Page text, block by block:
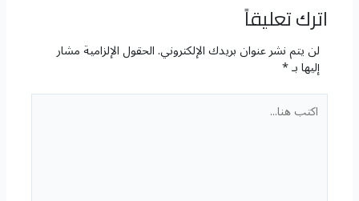
اترك تعليقاً
لن يتم نشر عنوان بريدك الإلكتروني.الحقول الإلزامية مشار
إليها بـ*
اكتب
هنا...